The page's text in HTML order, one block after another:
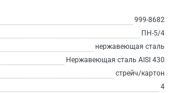
999-8682
ПН-5/4
нержавеющая сталь
Нержавеющая сталь AISI 430
стрейч/картон
4